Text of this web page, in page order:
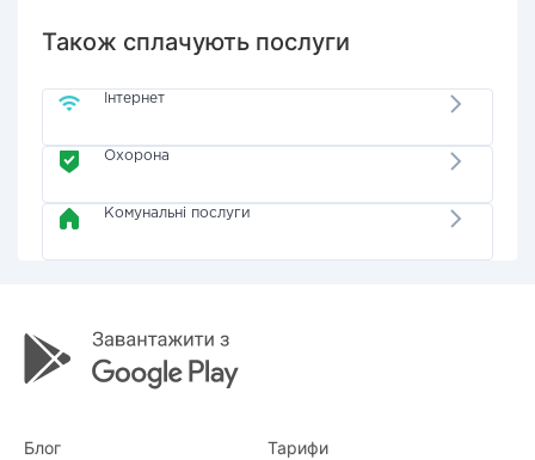
Також сплачують послуги
Інтернет
Охорона
Комунальні послуги
Блог Тарифи